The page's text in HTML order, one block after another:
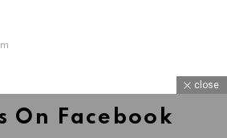
On Facebook
close